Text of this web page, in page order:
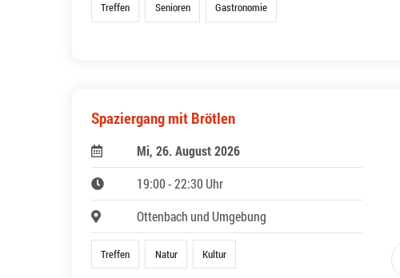
Treffen Senioren Gastronomie
Spaziergang mit Brötlen
Mi, 26. August 2026
19:00 - 22:30 Uhr
Ottenbach und Umgebung
Treffen Natur Kultur